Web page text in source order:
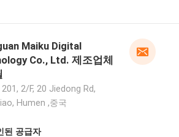
Maiku Digital
Co., Ltd. 제조업체
201, 2/F, 20 Jiedong Rd,
Humen ,중국
된 공급자